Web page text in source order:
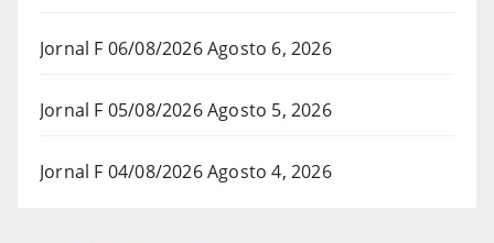
Jornal F 06/08/2026Agosto 6, 2026
Jornal F 05/08/2026Agosto 5, 2026
Jornal F 04/08/2026Agosto 4, 2026